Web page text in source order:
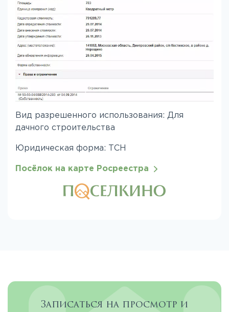
Вид разрешенного использования: Для
дачного строительства
Юридическая форма: ТСН
Посёлок на карте Росреестра
Записаться на просмотр и